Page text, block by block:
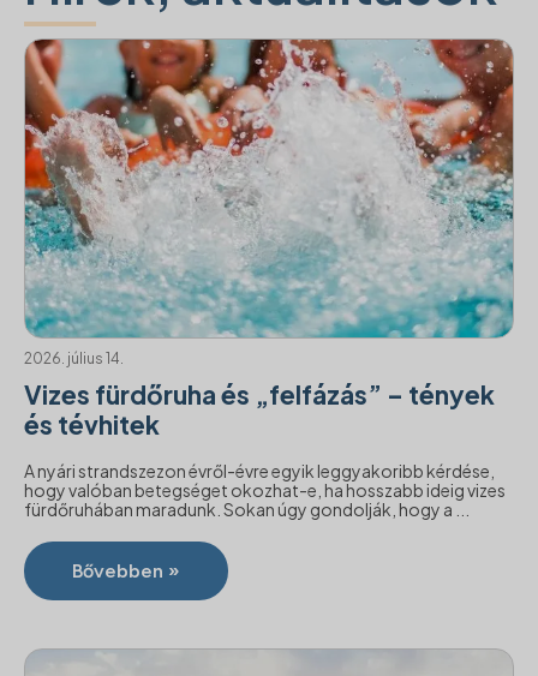
2026. július 14.
Vizes fürdőruha és „felfázás” – tények
és tévhitek
A nyári strandszezon évről-évre egyik leggyakoribb kérdése,
hogy valóban betegséget okozhat-e, ha hosszabb ideig vizes
fürdőruhában maradunk. Sokan úgy gondolják, hogy a ...
Bővebben »